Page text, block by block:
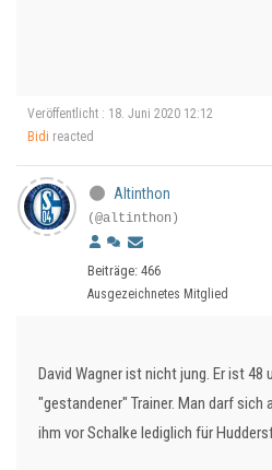
Veröffentlicht : 18. Juni 2020 12:12
Bidi reacted
Altinthon
(@altinthon)
Beiträge: 466
Ausgezeichnetes Mitglied
David Wagner ist nicht jung. Er ist
"gestandener" Trainer. Man darf sich
ihm vor Schalke lediglich für